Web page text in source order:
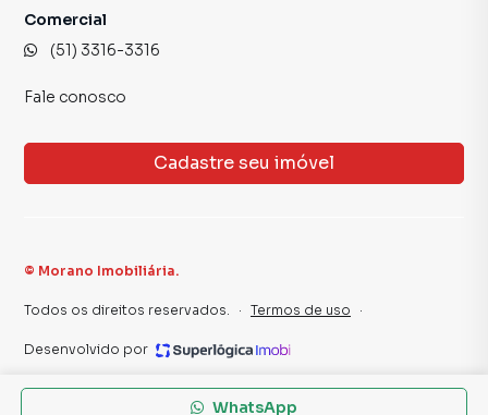
WhatsApp
Comercial
(51) 3316-3316
Fale conosco
Cadastre seu imóvel
© Morano Imobiliária.
Todos os direitos reservados. · Termos de uso ·
Desenvolvido por